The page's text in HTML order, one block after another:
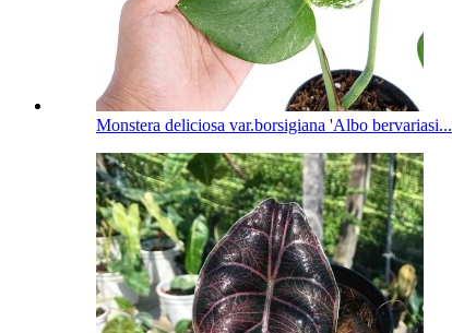
Monstera deliciosa var.borsigiana 'Albo bervariasi...